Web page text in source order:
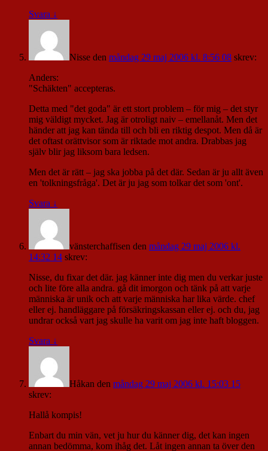
Svara ↓
Nisse den måndag 29 maj 2006 kl. 8:56 08 skrev:
Anders:
"Schäkten" accepteras.
Detta med "det goda" är ett stort problem – för mig – det styr
mig väldigt mycket. Jag är otroligt naiv – emellanåt. Men det
händer att jag kan tända till och bli en riktig despot. Men då är
det oftast orättvisor som är riktade mot andra. Drabbas jag
själv blir jag liksom bara ledsen.
Men det är rätt – jag ska jobba på det där. Sedan är ju allt även
en 'tolkningsfråga'. Det är ju jag som tolkar det som 'ont'.
Svara ↓
vänsterchaffisen den måndag 29 maj 2006 kl.
14:32 14 skrev:
Nisse, du fixar det där. jag känner inte dig men du verkar juste
och lite före alla andra. gå dit imorgon och tänk på att varje
människa är unik och att varje människa har lika värde. chef
eller ej. handläggare på försäkringskassan eller ej. och du, jag
undrar också vart jag skulle ha varit om jag inte haft bloggen.
Svara ↓
Håkan den måndag 29 maj 2006 kl. 15:03 15
skrev:
Hallå kompis!
Enbart du min vän, vet ju hur du känner dig, det kan ingen
annan bedömma, kom ihåg det. Låt ingen annan ta över den